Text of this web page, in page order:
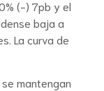
(-) 7pb y el
baja a
La curva de
mantengan